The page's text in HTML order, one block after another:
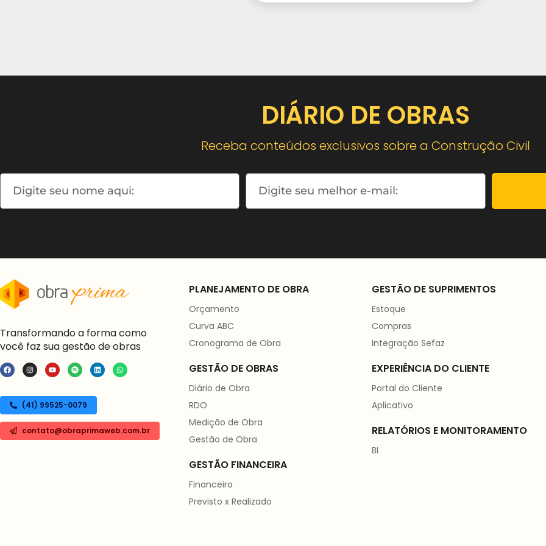
DIÁRIO DE OBRAS
Receba conteúdos exclusivos sobre a Construção Civil
Transformando a forma como
você faz sua gestão de obras
(41) 99525-0079
contato@obraprimaweb.com.br
PLANEJAMENTO DE OBRA
Orçamento
Curva ABC
Cronograma de Obra
GESTÃO DE OBRAS
Diário de Obra
RDO
Medição de Obra
Gestão de Obra
GESTÃO FINANCEIRA
Financeiro
Previsto x Realizado
GESTÃO DE SUPRIMENTOS
Estoque
Compras
Integração Sefaz
EXPERIÊNCIA DO CLIENTE
Portal do Cliente
Aplicativo
RELATÓRIOS E MONITORAMENTO
BI